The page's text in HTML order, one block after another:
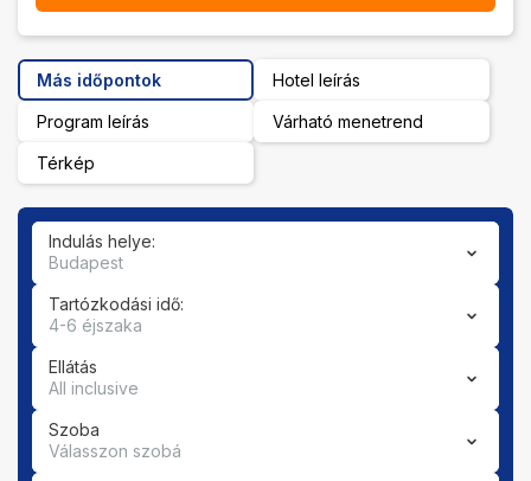
Más időpontok Hotel leírás
Program leírás Várható menetrend
Térkép
Indulás helye:
Budapest
Tartózkodási idő:
4-6 éjszaka
Ellátás
All inclusive
Szoba
Válasszon szobá